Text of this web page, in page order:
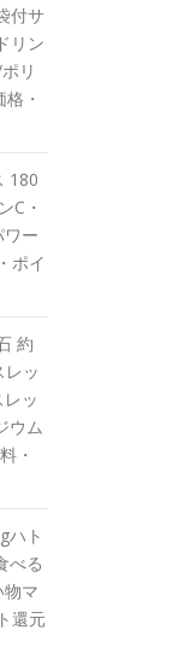
付サ
リン
リ
・
180
C・
ー
ポイ
約
ッ
ッ
ウム
・
ハト
べる
マ
還元